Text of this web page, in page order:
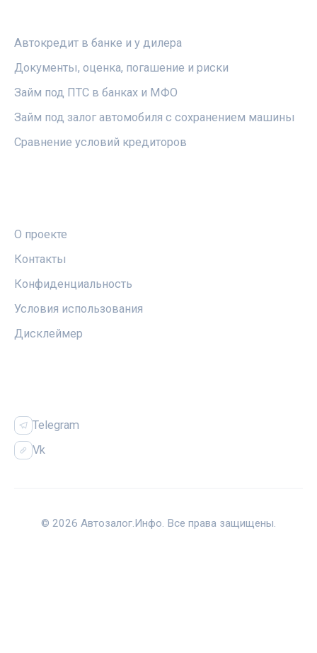
Автокредит в банке и у дилера
Документы, оценка, погашение и риски
Займ под ПТС в банках и МФО
Займ под залог автомобиля с сохранением машины
Сравнение условий кредиторов
О проекте
Контакты
Конфиденциальность
Условия использования
Дисклеймер
Telegram
Vk
© 2026 Автозалог.Инфо. Все права защищены.